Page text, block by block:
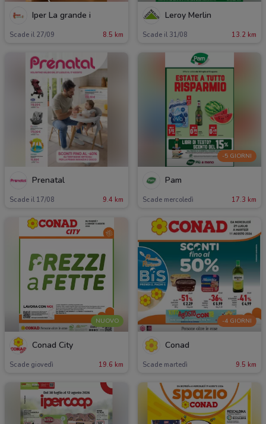
Iper La grande i
Scade il 27/09 8.5 km
Leroy Merlin
Scade il 31/08 13.2 km
Prenatal
Scade il 17/08 9.4 km
-5 GIORNI
Pam
Scade mercoledì 17.3 km
NUOVO
Conad City
Scade giovedì 19.6 km
-4 GIORNI
Conad
Scade martedì 9.5 km